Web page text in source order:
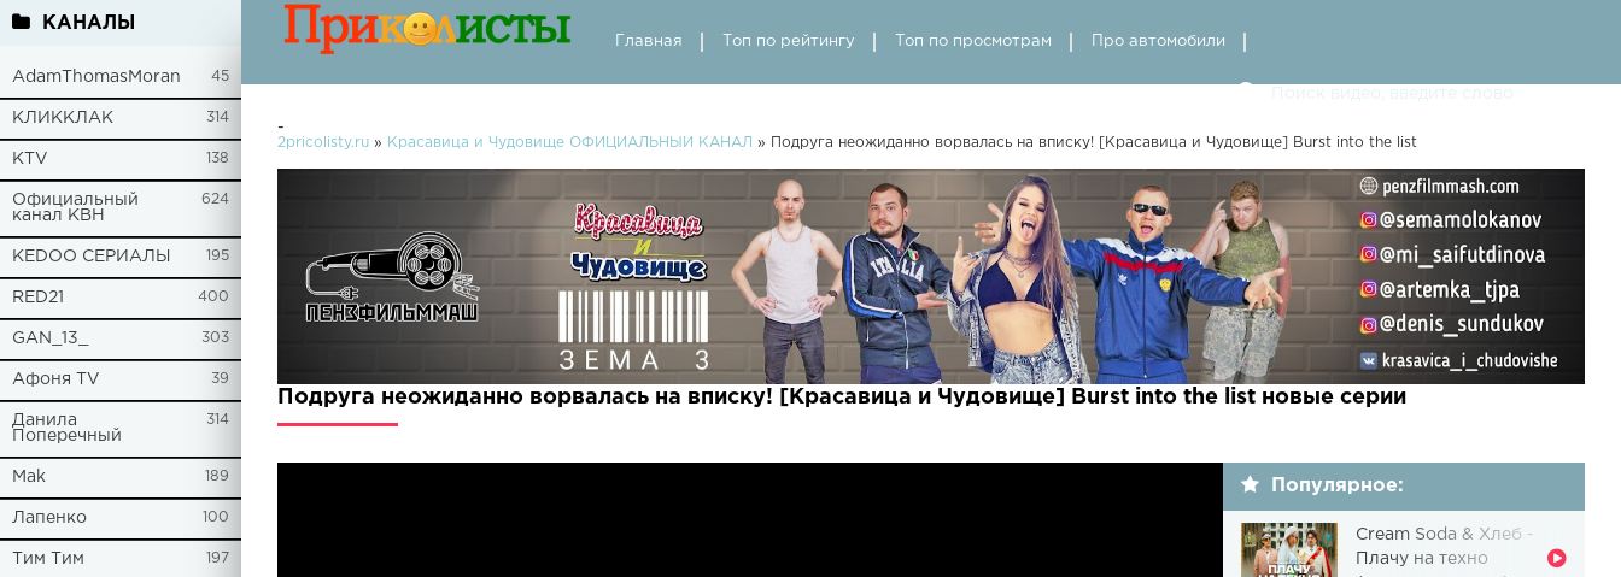
КАНАЛЫ
AdamThomasMoran 45
КЛИККЛАК 314
KTV 138
Официальный
канал КВН
624
KEDOO СЕРИАЛЫ 195
RED21 400
GAN_13_ 303
Афоня TV 39
Данила
Поперечный
314
Mak 189
Лапенко 100
Tим Тим 197
Главная Топ по рейтингу Топ по просмотрам Про автомобили
-
2pricolisty.ru » Красавица и Чудовище ОФИЦИАЛЬНЫЙ КАНАЛ » Подруга неожиданно ворвалась на вписку! [Красавица и Чудовище] Burst into the list
Подруга неожиданно ворвалась на вписку! [Красавица и Чудовище] Burst into the list новые серии
Популярное:
Cream Soda & Хлеб -
Плачу на техно